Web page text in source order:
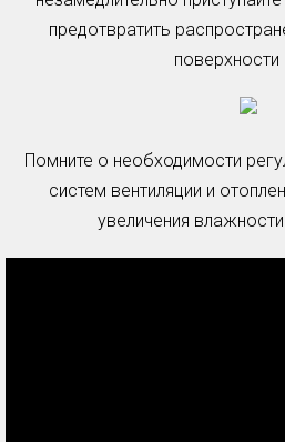
предотвратить
поверхности
Помните о необходимости
систем вентиляции и
увеличения